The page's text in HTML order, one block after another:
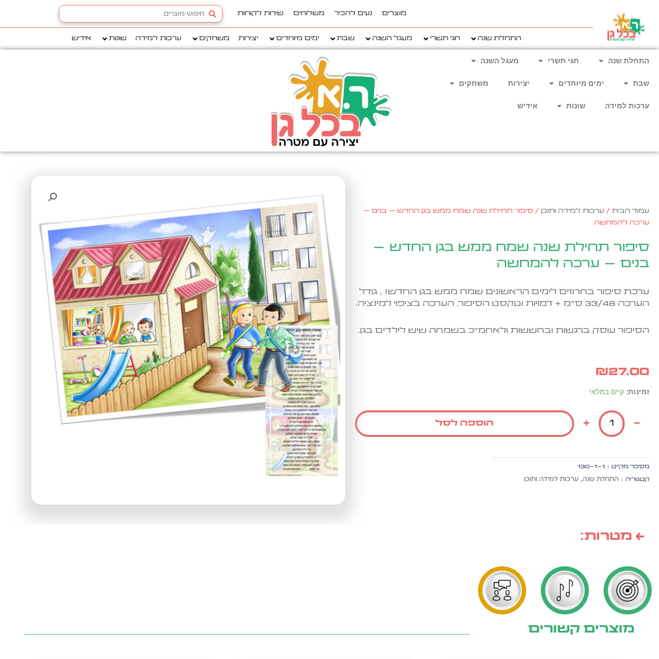
מוצרים נעים להכיר משלוחים שירות לקוחות
Search
...
התחלת שנה חגי תשרי מעגל השנה שבת ימים מיוחדים יצירות משחקים ערכות למידה שונות אידיש
התחלת שנה חגי תשרי מעגל השנה
שבת ימים מיוחדים יצירות משחקים
ערכות למידה שונות אידיש
עמוד הבית / ערכות למידה ותוכן / סיפור תחילת שנה שמח ממש בגן החדש – בנים –
ערכה להמחשה
סיפור תחילת שנה שמח ממש בגן החדש –
בנים – ערכה להמחשה
ערכת סיפור בחרוזים לימים הראשונים שמח ממש בגן החדש! , גודל
הערכה 33/48 ס"מ + דמויות וטקסט הסיפור. הערכה בציפוי למינציה.
הסיפור עוסק ברגשות ובחששות ולאחמ"כ בשמחה שיש לילדים בגן.
₪27.00
זמינות: קיים במלאי
-
כמות
סיפור
תחילת
שנה
ערכה
+ הוספה לסל
מספר מק״ט : 130-1-1
קטגוריה : התחלת שנה, ערכות למידה ותוכן
← מטרות:
מוצרים קשורים